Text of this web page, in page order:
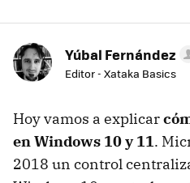
Yúbal Fernández
Editor - Xataka Basics
Hoy vamos a explicar
en Windows 10 y 11.
2018 un control